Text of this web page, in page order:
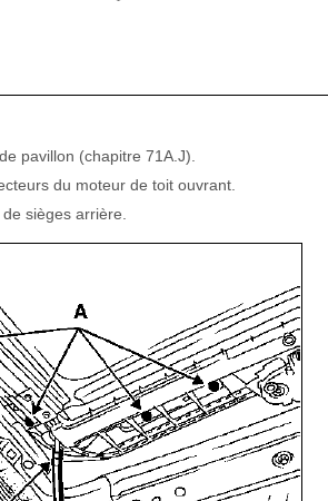
pavillon (chapitre 71A.J).
du moteur de toit ouvrant.
sièges arrière.